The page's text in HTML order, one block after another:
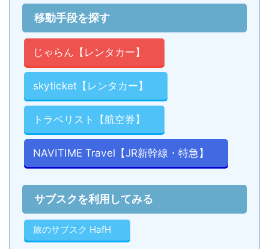
移動手段を探す
じゃらん【レンタカー】
skyticket【レンタカー】
トラベリスト【航空券】
NAVITIME Travel【JR新幹線・特急】
サブスクを利用してみる
旅のサブスク HafH